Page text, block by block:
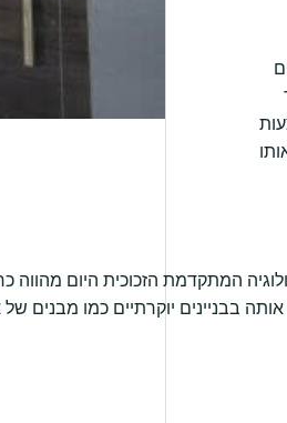
המתקדמת הזכוכית היום מהווה
בבניינים יוקרתיים כמו מבנים